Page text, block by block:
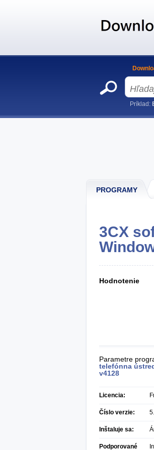
PROGRAMY
3CX
Hodnotenie
Parametre
telefónna
v4128
Licencia:
Číslo verzie:
Inštaluje sa:
Podporované
Príklad: